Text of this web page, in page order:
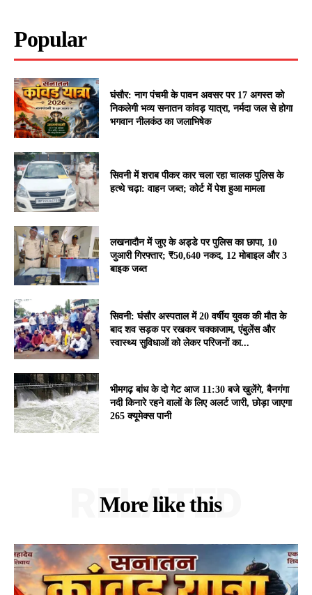
Popular
घंसौर: नाग पंचमी के पावन अवसर पर 17 अगस्त को
निकलेगी भव्य सनातन कांवड़ यात्रा, नर्मदा जल से होगा
भगवान नीलकंठ का जलाभिषेक
सिवनी में शराब पीकर कार चला रहा चालक पुलिस के
हत्थे चढ़ा: वाहन जब्त; कोर्ट में पेश हुआ मामला
लखनादौन में जुए के अड्डे पर पुलिस का छापा, 10
जुआरी गिरफ्तार; ₹50,640 नकद, 12 मोबाइल और 3
बाइक जब्त
सिवनी: घंसौर अस्पताल में 20 वर्षीय युवक की मौत के
बाद शव सड़क पर रखकर चक्काजाम, एंबुलेंस और
स्वास्थ्य सुविधाओं को लेकर परिजनों का...
भीमगढ़ बांध के दो गेट आज 11:30 बजे खुलेंगे, बैनगंगा
नदी किनारे रहने वालों के लिए अलर्ट जारी, छोड़ा जाएगा
265 क्यूमेक्स पानी
More like this
RELATED